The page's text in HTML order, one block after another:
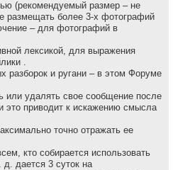
(рекомендуемый размер – не
размещать более 3-х фотографий
– для фотографий в
лексикой, для выражения
.
разборок и ругани – в этом Форуме
или удалять свое сообщение после
это приводит к искажению смысла
точно отражать ее
кто собирается использовать
дается 3 суток на